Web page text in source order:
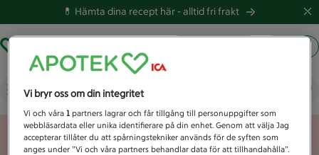
💊 Hämta dina recept här -alltid fri frakt
Vad letar du efter idag?
Unknown error
Vi bryr oss om din integritet
Vi och våra1 partners lagrar och får tillgång till personuppgifter som
webbläsardata eller unika identifierare på din enhet. Genom att välja Jag
accepterar tillåter du att spårningstekniker används för de syften som
anges under ”Vi och våra partners behandlar data för att tillhandahålla”.